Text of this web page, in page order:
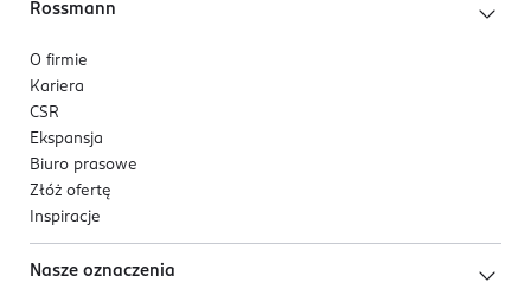
Rossmann
O firmie
Kariera
CSR
Ekspansja
Biuro prasowe
Złóż ofertę
Inspiracje
Nasze oznaczenia